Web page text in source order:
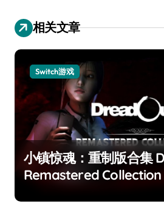
相关文章
Switch游戏
小镇惊魂：重制版合集
Remastered Collection